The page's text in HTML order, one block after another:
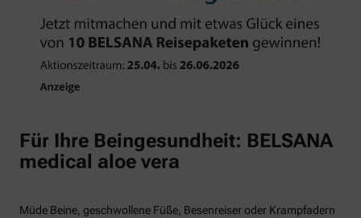
Für Ihre Beingesundheit: BELSANA
medical aloe vera
Müde Beine, geschwollene Füße, Besenreiser oder Krampfadern